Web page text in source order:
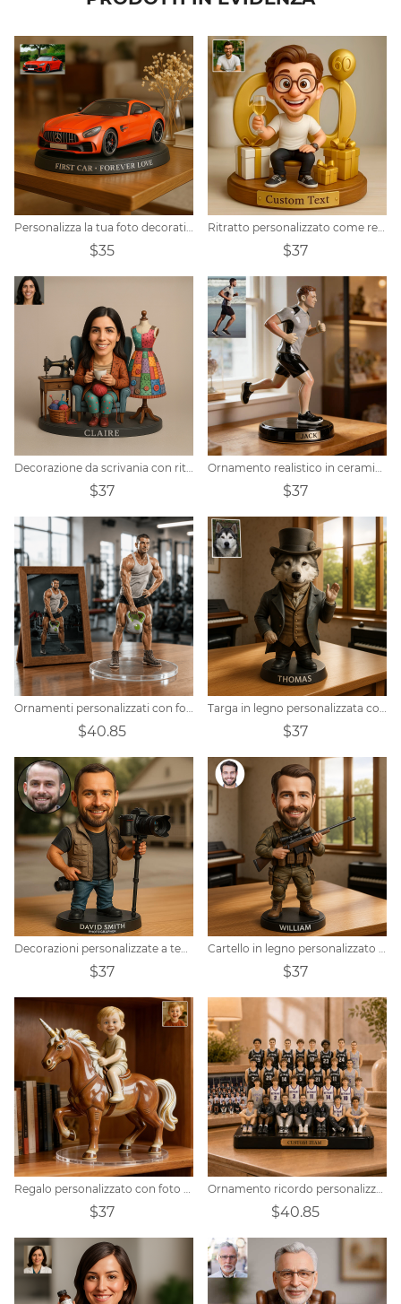
Personalizza la tua foto decorativa per auto
$35
Ritratto personalizzato come regalo per il 60° compleanno di un uomo
$37
Decorazione da scrivania con ritratto cucito personalizzato
$37
Ornamento realistico in ceramica a tema corsa, realizzato su misura
$37
Ornamenti personalizzati con foto a tema fitness
$40.85
Targa in legno personalizzata con ritratto di animale domestico
$37
Decorazioni personalizzate a tema fotografo
$37
Cartello in legno personalizzato con foto di un cacciatore
$37
Regalo personalizzato con foto di unicorno
$37
Ornamento ricordo personalizzato con texture ceramica e foto di gruppo della squadra
$40.85